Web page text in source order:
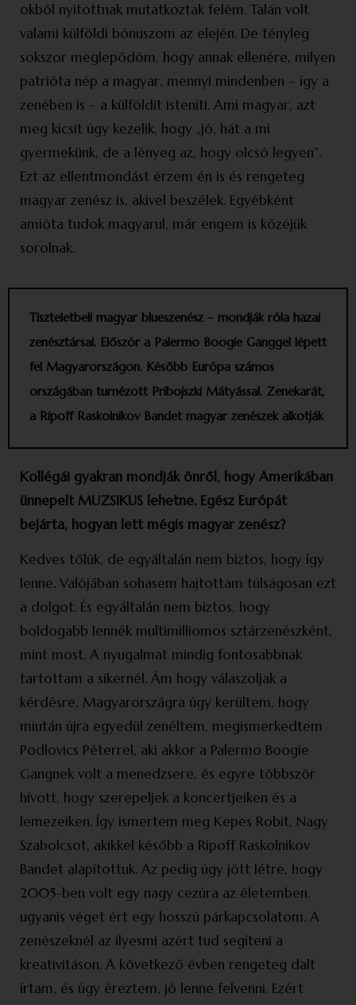
okból nyitottnak mutatkoztak felém. Talán volt
valami külföldi bónuszom az elején. De tényleg
sokszor meglepődöm, hogy annak ellenére, milyen
patrióta nép a magyar, mennyi mindenben – így a
zenében is – a külföldit isteníti. Ami magyar, azt
meg kicsit úgy kezelik, hogy „jó, hát a mi
gyermekünk, de a lényeg az, hogy olcsó legyen”.
Ezt az ellentmondást érzem én is és rengeteg
magyar zenész is, akivel beszélek. Egyébként
amióta tudok magyarul, már engem is közéjük
sorolnak.
Tiszteletbeli magyar blues­zenész – mondják róla hazai
zenésztársai. Először a Palermo Boogie Ganggel lépett
fel Magyarországon. Később Európa számos
országában turnézott Pribojszki Mátyással. Zenekarát,
a Ripoff Raskolnikov Bandet magyar zenészek alkotják
Kollégái gyakran mondják önről, hogy Amerikában
ünnepelt MUZSIKUS lehetne. Egész Európát
bejárta, hogyan lett mégis magyar zenész?
Kedves tőlük, de egyáltalán nem biztos, hogy így
lenne. Valójában sohasem hajtottam túlságosan ezt
a dolgot. És egyáltalán nem biztos, hogy
boldogabb lennék multimilliomos sztárzenészként,
mint most. A nyugalmat mindig fontosabbnak
tartottam a sikernél. Ám hogy válaszoljak a
kérdésre, Magyarországra úgy kerültem, hogy
miután újra egyedül zenéltem, megismerkedtem
Podlovics Péterrel, aki akkor a Palermo Boogie
Gangnek volt a menedzsere, és egyre többször
hívott, hogy szerepeljek a koncertjeiken és a
lemezeiken. Így ismertem meg Kepes Robit, Nagy
Szabolcsot, akikkel később a Ripoff Raskolnikov
Bandet alapítottuk. Az pedig úgy jött létre, hogy
2005-ben volt egy nagy cezúra az életemben,
ugyanis véget ért egy hosszú párkapcsolatom. A
zenészeknél az ilyesmi azért tud segíteni a
kreativitáson. A következő évben rengeteg dalt
írtam, és úgy éreztem, jó lenne felvenni. Ezért